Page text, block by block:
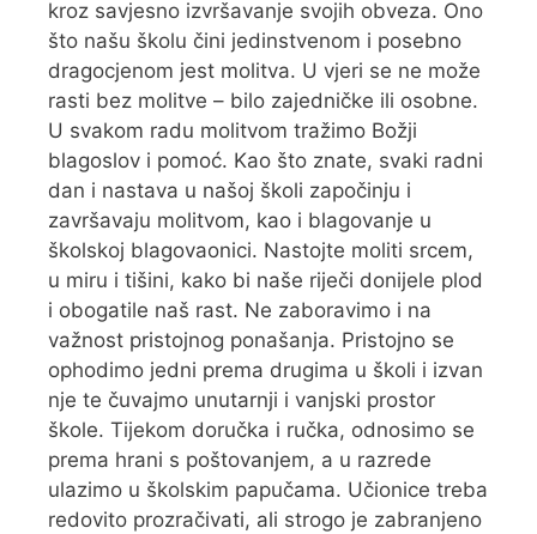
kroz savjesno izvršavanje svojih obveza. Ono
što našu školu čini jedinstvenom i posebno
dragocjenom jest molitva. U vjeri se ne može
rasti bez molitve – bilo zajedničke ili osobne.
U svakom radu molitvom tražimo Božji
blagoslov i pomoć. Kao što znate, svaki radni
dan i nastava u našoj školi započinju i
završavaju molitvom, kao i blagovanje u
školskoj blagovaonici. Nastojte moliti srcem,
u miru i tišini, kako bi naše riječi donijele plod
i obogatile naš rast. Ne zaboravimo i na
važnost pristojnog ponašanja. Pristojno se
ophodimo jedni prema drugima u školi i izvan
nje te čuvajmo unutarnji i vanjski prostor
škole. Tijekom doručka i ručka, odnosimo se
prema hrani s poštovanjem, a u razrede
ulazimo u školskim papučama. Učionice treba
redovito prozračivati, ali strogo je zabranjeno